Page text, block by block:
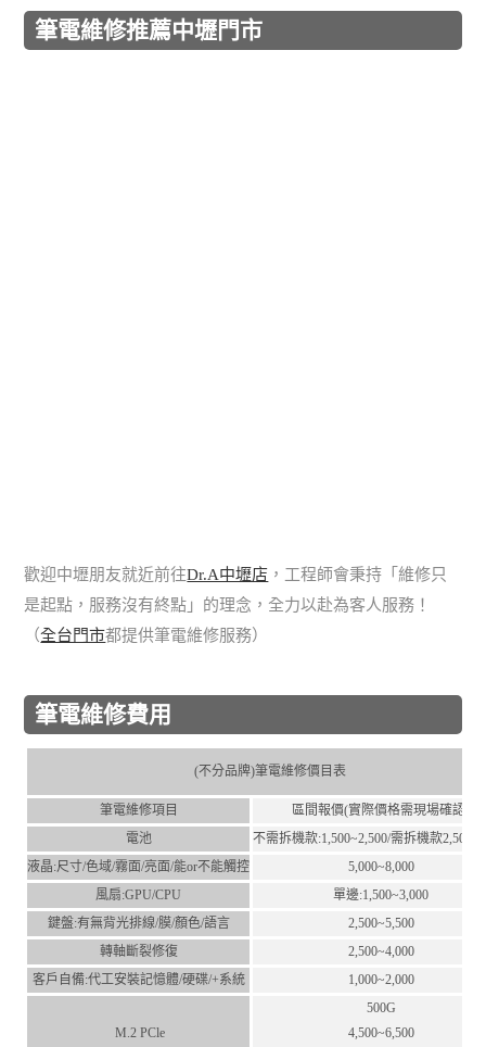
筆電維修推薦中壢門市
歡迎中壢朋友就近前往Dr.A中壢店 ，工程師會秉持「維修只
是起點，服務沒有終點」的理念，全力以赴為客人服務！
（全台門市都提供筆電維修服務）
筆電維修費用
(不分品牌)筆電維修價目表
筆電維修項目
區間報價(實際價格需現場確認)
電池
不需拆機款:1,500~2,500/需拆機款
液晶:尺⼨/⾊域/霧⾯/亮⾯/能or不能觸控
5,000~8,000
風扇:GPU/CPU
單邊:1,500~3,000
鍵盤:有無背光排線/膜/顏⾊/語⾔
2,500~5,500
轉軸斷裂修復
2,500~4,000
客⼾⾃備:代⼯安裝記憶體/硬碟/+系統
1,000~2,000
M.2 PCle
500G
4,500~6,500